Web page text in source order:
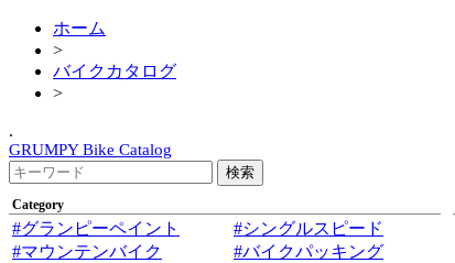
ホーム
>
バイクカタログ
>
.
GRUMPY Bike Catalog
Category
#グランピーペイント
#マウンテンバイク
#シングルスピード
#バイクパッキング